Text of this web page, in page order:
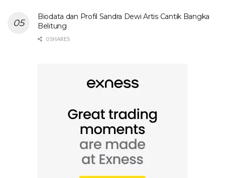
Biodata dan Profil Sandra Dewi Artis Cantik Bangka
Belitung
0 SHARES